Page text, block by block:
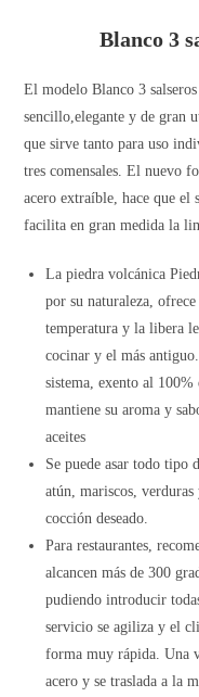
Blanco 3
El modelo Blanco 3
sencillo,elegante y de gran
que sirve tanto para uso
tres comensales. El nuevo
acero extraíble, hace que el
facilita en gran medida la
La piedra volcánica
por su naturaleza,
temperatura y la libera
cocinar y el más
sistema, exento al
mantiene su aroma y
aceites
Se puede asar todo tipo
atún, mariscos,
cocción deseado.
Para restaurantes,
alcancen más de 300
pudiendo introducir
servicio se agiliza y el
forma muy rápida. Una
acero y se traslada a la